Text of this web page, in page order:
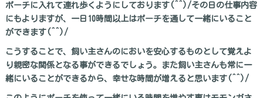
ポーチに入れて連れ歩くようにしております(^^)/その日の仕事内容
にもよりますが、一日10時間以上はポーチを通して一緒にいること
ができます(^^)/
こうすることで、飼い主さんのにおいを安心するものとして覚えよ
り親密な関係となる事ができるでしょう。また飼い主さんも常に一
緒にいることができるから、幸せな時間が増えると思います(^^)/